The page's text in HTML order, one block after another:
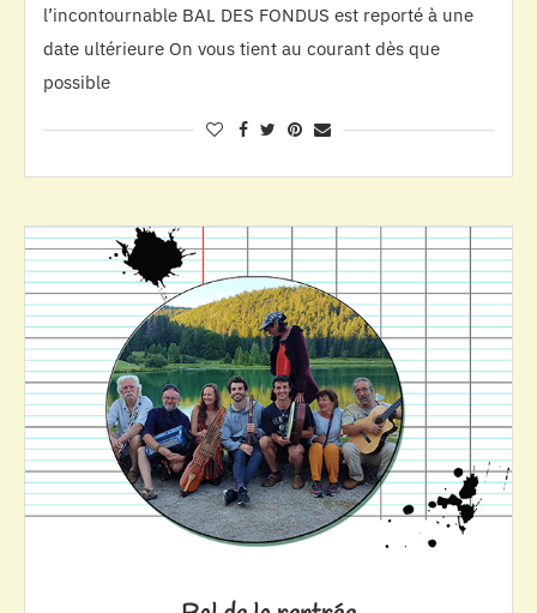
l’incontournable BAL DES FONDUS est reporté à une
date ultérieure On vous tient au courant dès que
possible